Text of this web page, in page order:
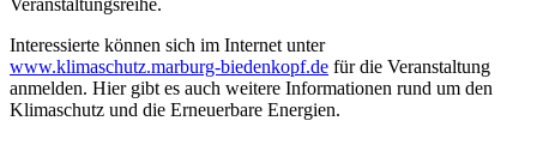
Veranstaltungsreihe.
Interessierte können sich im Internet unter
www.klimaschutz.marburg-biedenkopf.de für die Veranstaltung
anmelden. Hier gibt es auch weitere Informationen rund um den
Klimaschutz und die Erneuerbare Energien.